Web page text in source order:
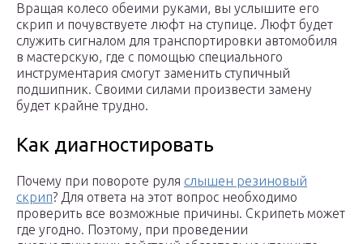
Вращая колесо обеими руками, вы услышите его
скрип и почувствуете люфт на ступице. Люфт будет
служить сигналом для транспортировки автомобиля
в мастерскую, где с помощью специального
инструментария смогут заменить ступичный
подшипник. Своими силами произвести замену
будет крайне трудно.
Как диагностировать
Почему при повороте руля слышен резиновый
скрип? Для ответа на этот вопрос необходимо
проверить все возможные причины. Скрипеть может
где угодно. Поэтому, при проведении